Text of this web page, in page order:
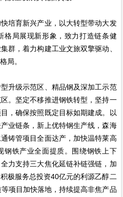
培育新兴产业，以大转型带动大发
格局展现新形象，致力打造链条健
群，着力构建工业文旅双擎驱动、
局。
升级示范区、精品钢及深加工示范
。坚定不移推进钢铁转型，坚持一
，确保按照既定目标如期建成。以
业链条，新上优特钢生产线，森海
铸管项目全面达产，加快温特莱高
钢铁产业全面提质。围绕钢铁上下
力支持三大焦化延链补链强链，加
极服务总投资40亿元的利源乙醇二
项目加快落地，持续提高非焦产品